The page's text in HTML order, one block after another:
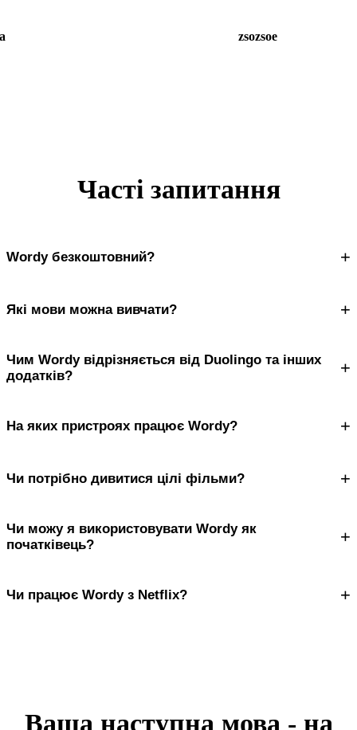
zsozsoe
Часті запитання
Wordy безкоштовний? +
Які мови можна вивчати? +
Чим Wordy відрізняється від Duolingo та інших
додатків?
+
На яких пристроях працює Wordy? +
Чи потрібно дивитися цілі фільми? +
Чи можу я використовувати Wordy як
початківець?
+
Чи працює Wordy з Netflix? +
Ваша наступна мова - на